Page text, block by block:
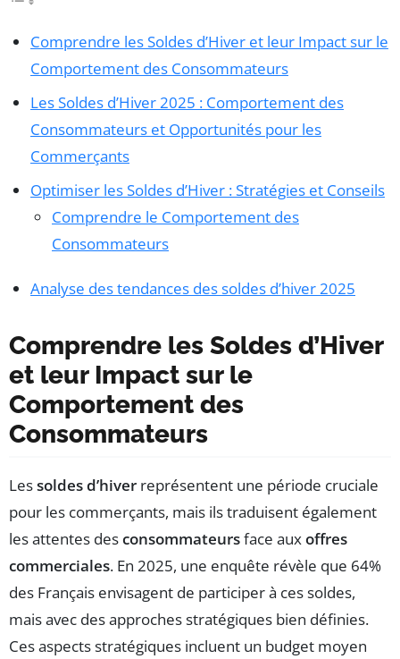
Comprendre les Soldes d’Hiver et leur Impact sur le
Comportement des Consommateurs
Les Soldes d’Hiver 2025 : Comportement des
Consommateurs et Opportunités pour les
Commerçants
Optimiser les Soldes d’Hiver : Stratégies et Conseils
Comprendre le Comportement des
Consommateurs
Analyse des tendances des soldes d’hiver 2025
Comprendre les Soldes d’Hiver
et leur Impact sur le
Comportement des
Consommateurs
Lessoldes d’hiver représentent une période cruciale
pour les commerçants, mais ils traduisent également
les attentes desconsommateursface auxoffres
commerciales. En 2025, une enquête révèle que 64%
des Français envisagent de participer à ces soldes,
mais avec des approches stratégiques bien définies.
Ces aspects stratégiques incluent un budget moyen